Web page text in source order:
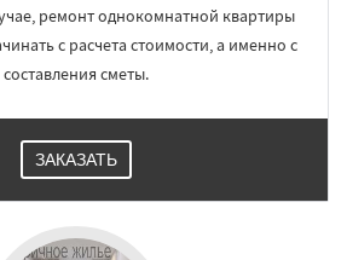
ремонт однокомнатной квартиры
с расчета стоимости, а именно с
составления сметы.
ЗАКАЗАТЬ